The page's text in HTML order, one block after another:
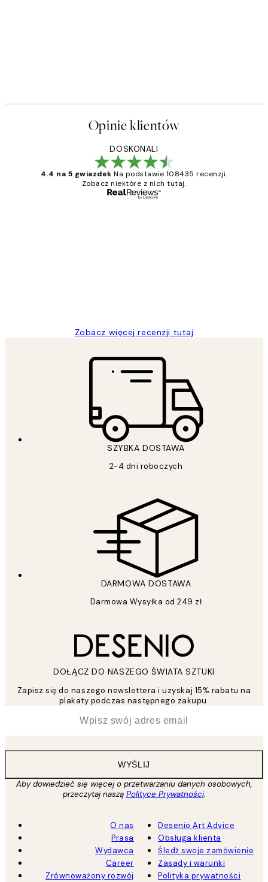
Opinie klientów
DOSKONALI
4.4 na 5 gwiazdek Na podstawie 108435 recenzji.
Zobacz niektóre z nich tutaj.
Zobacz więcej recenzji tutaj
SZYBKA DOSTAWA
2-4 dni roboczych
DARMOWA DOSTAWA
Darmowa Wysyłka od 249 zł
DOŁĄCZ DO NASZEGO ŚWIATA SZTUKI
Zapisz się do naszego newslettera i uzyskaj 15% rabatu na
plakaty podczas następnego zakupu.
WYŚLIJ
Aby dowiedzieć się więcej o przetwarzaniu danych osobowych,
przeczytaj naszą Polityce Prywatności.
O nas
Prasa
Wydawca
Career
Zrównoważony rozwój
Desenio Art Advice
Obsługa klienta
Śledź swoje zamówienie
Zasady i warunki
Polityka prywatności